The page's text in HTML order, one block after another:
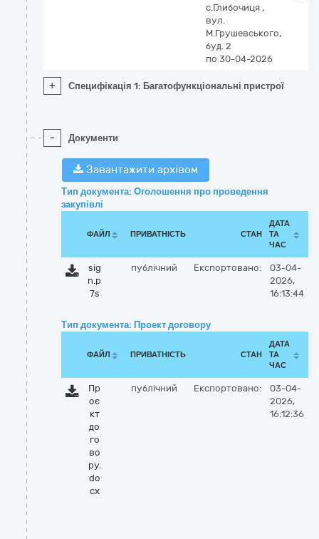
c.Глибочиця ,
вул.
М.Грушевського,
буд. 2
по 30-04-2026
+ Специфікація 1: Багатофункціональні пристрої
- Документи
Завантажити архівом
Тип документа: Оголошення про проведення
закупівлі
ФАЙЛ ПРИВАТНІСТЬ СТАН
ДАТА
ТА
ЧАС
sig
n.p
7s
публічний Експортовано:
03-04-
2026,
16:13:44
Тип документа: Проект договору
ФАЙЛ ПРИВАТНІСТЬ СТАН
ДАТА
ТА
ЧАС
Пр
оє
кт
до
го
во
ру.
do
cx
публічний Експортовано:
03-04-
2026,
16:12:36